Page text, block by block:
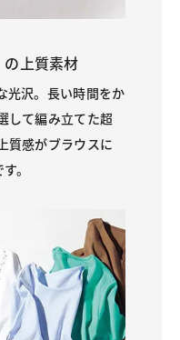
上質素材
光沢。長い時間をか
して編み立てた超
質感がブラウスに
。